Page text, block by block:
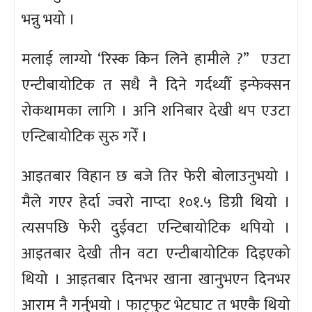
भन्नु भयो ।
मलाई लाग्यो ‘रिस्क किन लिने हामीले ?” एउटा
एन्टीबायोटिक त सधै नै दिने गर्दथ्यौँ इन्फेक्सन
रोकथामका लागि । अनि शनिबार देखी थप एउटा
एन्टिबायोटिक सुरु गरेँ ।
आइतबार विहान छ बजे तिर फेरी बोलाउनुभयो ।
मैले गएर हेर्दा ज्वरो नाप्दा १०१.५ डिग्री थियो ।
त्यसपछि फेरी दुईवटा एन्टिबायोटिक थपियो ।
आइतबार देखी तीन वटा एन्टीबायोटिक दिइएको
थियो । आइतबार दिनभर खाना खानुभएन दिनभर
आराम नै गर्नुभयो । फाट्फुट भेटघाट त भएकै थियो